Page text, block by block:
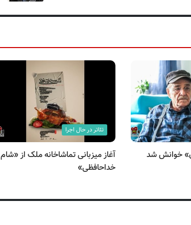
خوانش شد
تئاتر در حال اجرا
آغاز میزبانی تماشاخانه ملک از «شام
خداحافظی»